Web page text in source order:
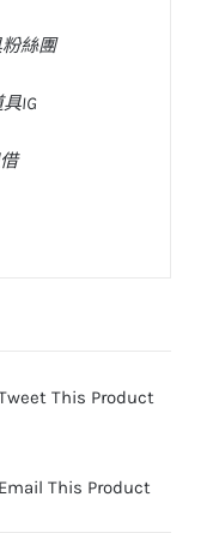
絲團
IG
This Product
Email This Product